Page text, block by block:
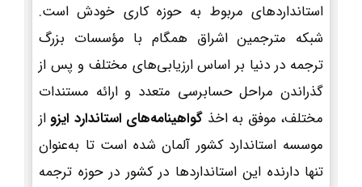
استانداردهای مربوط به حوزه کاری خودش است.
شبکه مترجمین اشراق همگام با مؤسسات بزرگ
ترجمه در دنیا بر اساس ارزیابی‌های مختلف و پس از
گذراندن مراحل حسابرسی متعدد و ارائه مستندات
مختلف، موفق به اخذ گواهینامه‌های استاندارد ایزو از
موسسه استاندارد کشور آلمان شده است تا به‌عنوان
تنها دارنده این استانداردها در کشور در حوزه ترجمه